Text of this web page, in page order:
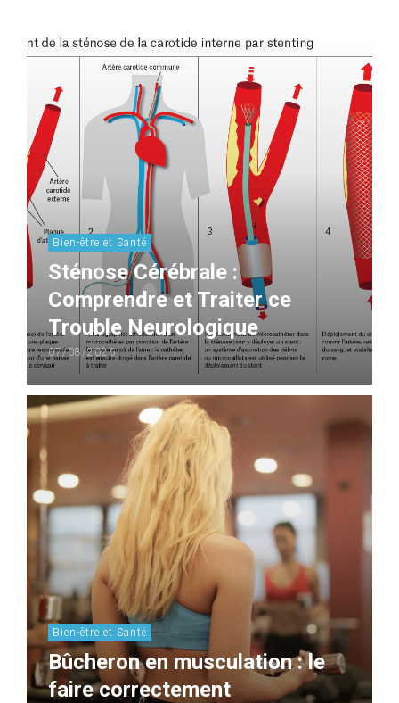
Bien-être et Santé
Sténose Cérébrale :
Comprendre et Traiter ce
Trouble Neurologique
07/08/2026
Bien-être et Santé
Bûcheron en musculation : le
faire correctement